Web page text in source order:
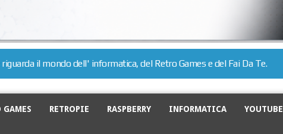
il mondo dell' informatica, del Retro Games e del Fai Da Te.
GAMES RETROPIE RASPBERRY INFORMATICA YOUTUBE